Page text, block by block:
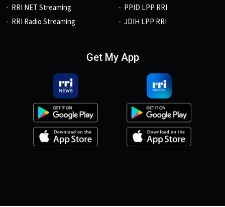
RRI NET Streaming
RRI Radio Streaming
PPID LPP RRI
JDIH LPP RRI
Get My App